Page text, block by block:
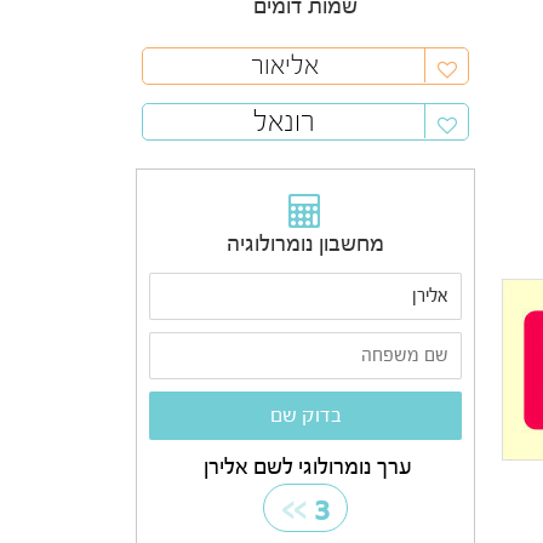
שמות דומים
אליאור
רונאל
מחשבון נומרולוגיה
ערך נומרולוגי לשם אלירן
3
>>